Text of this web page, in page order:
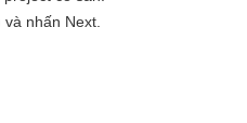
nhấn Next.